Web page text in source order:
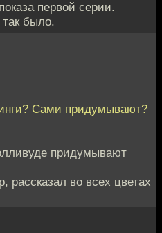
первой серии.
было.
Сами придумывают?
придумывают
во всех цветах